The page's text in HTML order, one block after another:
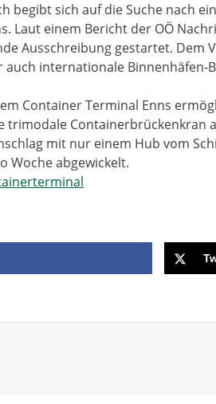
begibt sich auf die Suche nach
Laut einem Bericht der OÖ
Ausschreibung gestartet. Dem
internationale Binnenhäfen-
Container Terminal Enns
trimodale Containerbrückenkran
mit nur einem Hub vom
Woche abgewickelt.